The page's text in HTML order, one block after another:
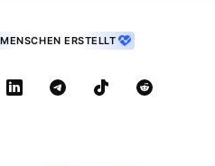
ERSTELLT